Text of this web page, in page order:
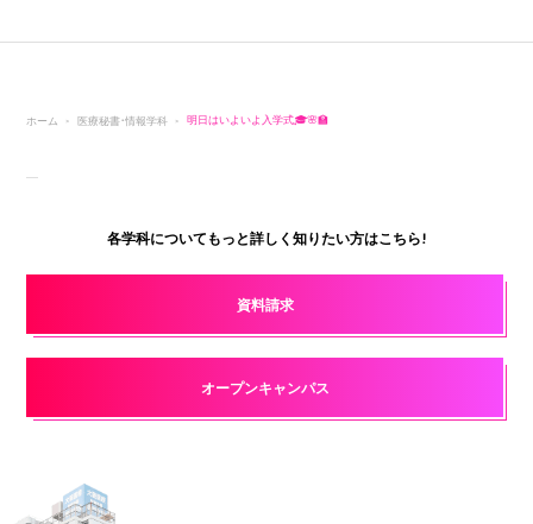
ホーム 医療秘書・情報学科 明日はいよいよ入学式🎓🌸🏫
各学科についてもっと詳しく知りたい方はこちら!
資料請求
オープンキャンパス